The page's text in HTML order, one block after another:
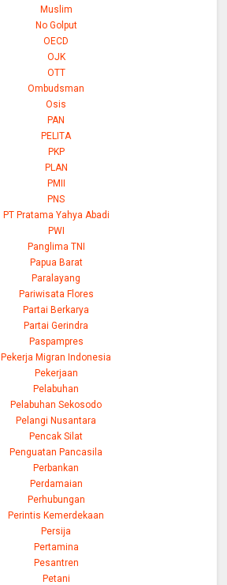
Muslim
No Golput
OECD
OJK
OTT
Ombudsman
Osis
PAN
PELITA
PKP
PLAN
PMII
PNS
PT Pratama Yahya Abadi
PWI
Panglima TNI
Papua Barat
Paralayang
Pariwisata Flores
Partai Berkarya
Partai Gerindra
Paspampres
Pekerja Migran Indonesia
Pekerjaan
Pelabuhan
Pelabuhan Sekosodo
Pelangi Nusantara
Pencak Silat
Penguatan Pancasila
Perbankan
Perdamaian
Perhubungan
Perintis Kemerdekaan
Persija
Pertamina
Pesantren
Petani